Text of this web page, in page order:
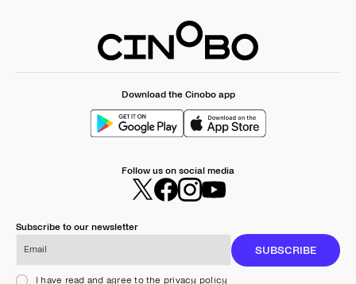
Download the Cinobo app
Follow us on social media
Subscribe to our newsletter
SUBSCRIBE
I have read and agree to the privacy policy